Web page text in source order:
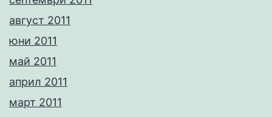
август 2011
юни 2011
май 2011
април 2011
март 2011